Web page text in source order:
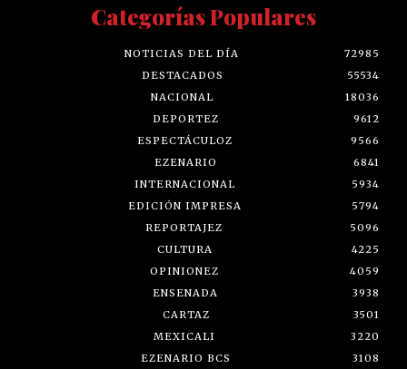
Categorías Populares
NOTICIAS DEL DÍA
72985
DESTACADOS
55534
NACIONAL
18036
DEPORTEZ
9612
ESPECTÁCULOZ
9566
EZENARIO
6841
INTERNACIONAL
5934
EDICIÓN IMPRESA
5794
REPORTAJEZ
5096
CULTURA
4225
OPINIONEZ
4059
ENSENADA
3938
CARTAZ
3501
MEXICALI
3220
EZENARIO BCS
3108